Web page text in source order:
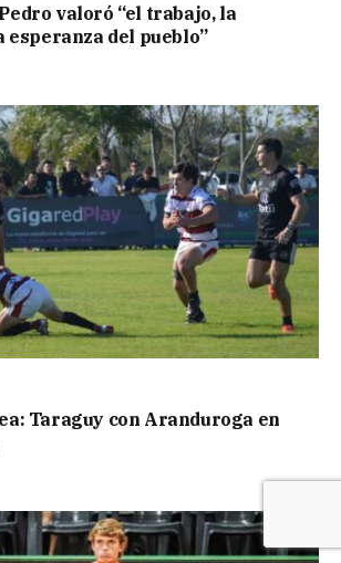
valoró “el trabajo, la
esperanza del pueblo”
Taraguy con Aranduroga en